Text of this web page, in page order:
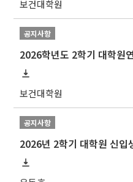
보건대학원
공지사항
2026학년도 2학기 대학원
보건대학원
공지사항